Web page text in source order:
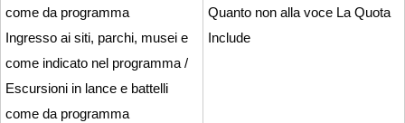
come da programma
Ingresso ai siti, parchi, musei e
come indicato nel programma /
Escursioni in lance e battelli
come da programma
Quanto non alla voce La Quota
Include